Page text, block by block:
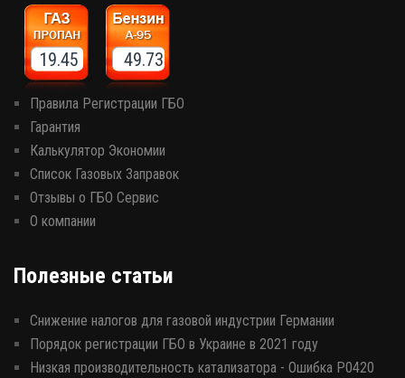
19.45 49.73
Правила Регистрации ГБО
Гарантия
Калькулятор Экономии
Список Газовых Заправок
Отзывы о ГБО Сервис
О компании
Полезные статьи
Снижение налогов для газовой индустрии Германии
Порядок регистрации ГБО в Украине в 2021 году
Низкая производительность катализатора - Ошибка P0420